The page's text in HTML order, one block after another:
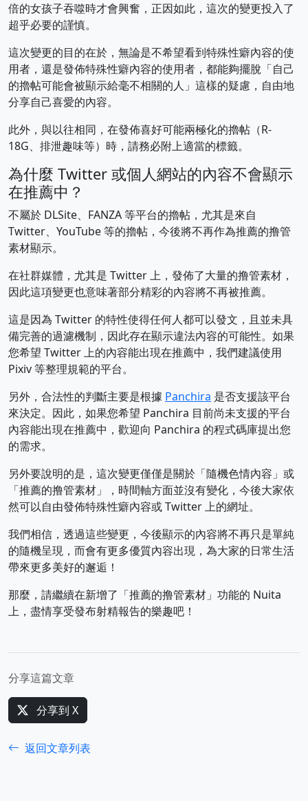
倍的女孩子吞噬時才會興奮，正因如此，這次的變更投入了
超乎必要的謹慎。
這次變更的目的在於，無論是不希望看到特殊性癖內容的使
用者，還是發佈特殊性癖內容的使用者，都能夠擺脫「自己
的擼帖可能會被顯示給毫不相關的人」這樣的疑慮，自由地
分享自己喜愛的內容。
此外，與以往相同，在發佈喜好可能兩極化的擼帖（R-
18G、排泄趣味等）時，請務必附上適當的標籤。
為什麼 Twitter 或個人網站的內容不會顯示
在推薦中？
不屬於 DLSite、FANZA 等平台的擼帖，尤其是來自
Twitter、YouTube 等的擼帖，今後將不再作為推薦的撸管
素材顯示。
在社群媒體，尤其是 Twitter 上，發佈了大量的撸管素材，
因此這項變更也意味著部分精彩的內容將不再被推薦。
這是因為 Twitter 的特性使得任何人都可以發文，且並未具
備完善的過濾機制，因此存在顯示違法內容的可能性。如果
您希望 Twitter 上的內容能出現在推薦中，我們建議使用
Pixiv 等整理規範的平台。
另外，合法性的判斷主要是根據 Panchira 是否支援該平台
來決定。因此，如果您希望 Panchira 目前尚未支援的平台
內容能出現在推薦中，歡迎向 Panchira 的程式碼庫提出您
的需求。
另外要說明的是，這次變更僅僅是關於「隨機色情內容」或
「推薦的撸管素材」，時間軸方面並沒有變化，今後大家依
然可以自由發佈特殊性癖內容或 Twitter 上的網址。
我們相信，透過這些變更，今後顯示的內容將不再只是單純
的隨機呈現，而會有更多優質內容出現，為大家的日常生活
帶來更多美好的邂逅！
那麼，請繼續在新增了「推薦的撸管素材」功能的 Nuita
上，盡情享受發布射精報告的樂趣吧！
分享這篇文章
分享到 X
返回文章列表